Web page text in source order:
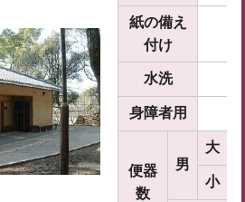
紙の備え
付け
水洗
身障者用
便器
数
男
大
小